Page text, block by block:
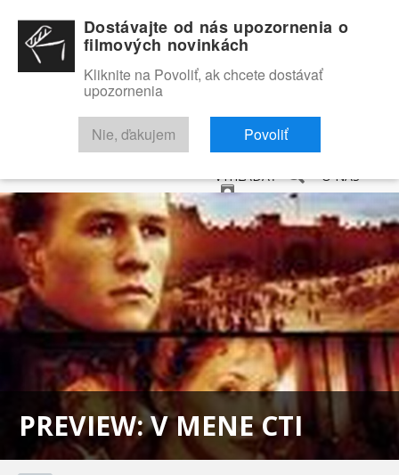
RECENZIE TRAILERY FILMOVÁ DATABÁZA
VYHĽADAŤ O NÁS
PREVIEW: V MENE CTI
Dostávajte od nás upozornenia o
filmových novinkách
Kliknite na Povoliť, ak chcete dostávať
upozornenia
Nie, ďakujem Povoliť